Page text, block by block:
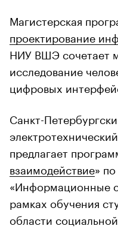
Магистерская
проектирование
НИУ ВШЭ сочетает
исследование
цифровых
Санкт-
предлагает
взаимодействие»
«Информационные
рамках обучения
области